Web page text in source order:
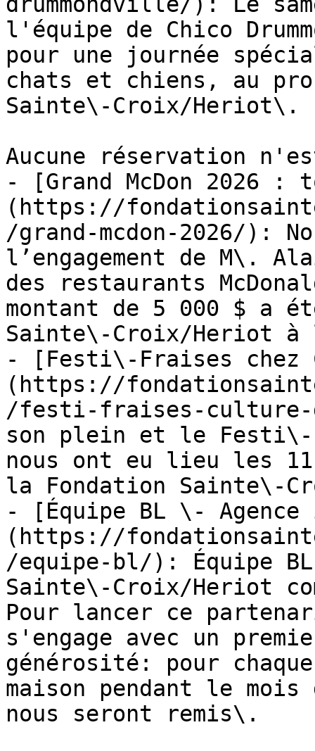
l'équipe de Chico
pour une journée
chats et chiens, au
Sainte\-Croix/Heriot\.
Aucune réservation
- [Grand McDon 2026
(https://
/grand-mcdon-2026/):
l’engagement de M\.
des restaurants
montant de 5 000 $ a
Sainte\-Croix/Heriot à
- [Festi\-Fraises chez
(https://
/festi-fraises-culture-
son plein et le Festi\-
nous ont eu lieu les
la Fondation Sainte\-
- [Équipe BL \- Agence
(https://
/equipe-bl/): Équipe
Sainte\-Croix/Heriot
Pour lancer ce
s'engage avec un
générosité: pour
maison pendant le mois
nous seront remis\.